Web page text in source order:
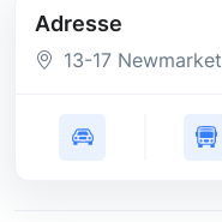
Adresse
13-17 Newmarket